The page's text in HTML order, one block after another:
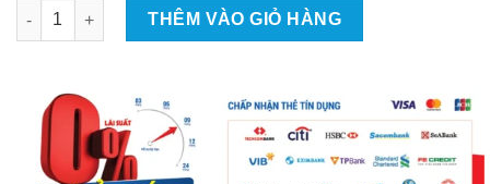
Lắp Android Box Cho Xe Isuzu Tại TpHCM số lượng
THÊM VÀO GIỎ HÀNG